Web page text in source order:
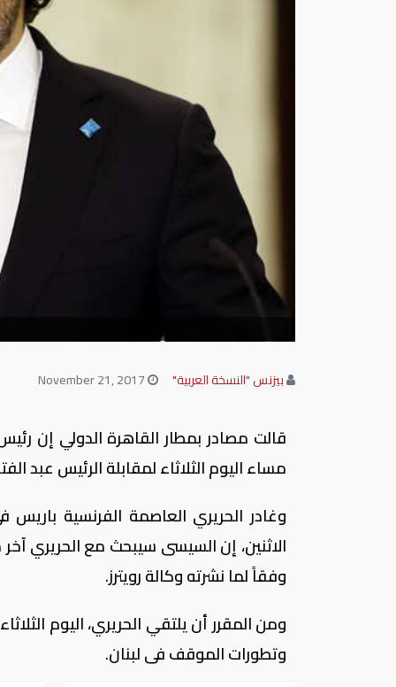
بيزنس "النسخة العربية"
قالت مصادر بمطار القاهرة الدولي إن
مساء اليوم الثلاثاء لمقابلة الرئيس عبد
وغادر الحريري العاصمة الفرنسية
الاثنين، إن السيسى سيبحث مع الحريري
وفقاً لما نشرته وكالة رويترز.
ومن المقرر أن يلتقي الحريري، اليوم
وتطورات الموقف فى لبنان.